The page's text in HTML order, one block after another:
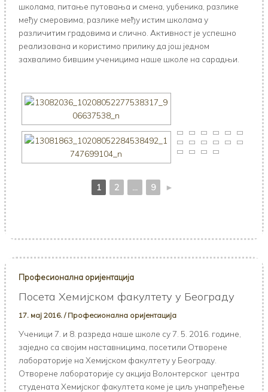
школама, питање путовања и смена, уџбеника, разлике
међу смеровима, разлике међу истим школама у
различитим градовима и слично. Активност је успешно
реализована и користимо прилику да још једном
захвалимо бившим ученицима наше школе на сарадњи.
1 2 ... 9 ►
Професионална оријентација
Посета Хемијском факултету у Београду
17. мај 2016. / Професионална оријентација
Ученици 7. и 8. разреда наше школе су 7. 5. 2016. године,
заједно са својим наставницима, посетили Отворене
лабораторије на Хемијском факултету у Београду.
Отворене лабораторије су акција Волонтерског центра
студената Хемијског факултета коме је циљ унапређење